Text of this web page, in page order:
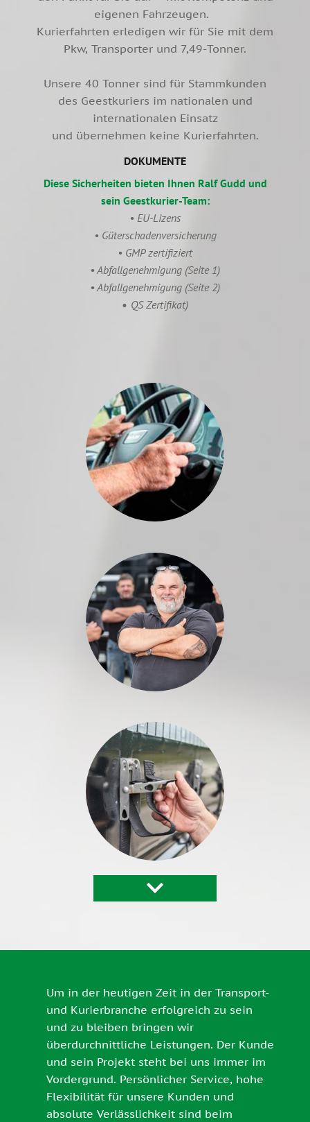
eigenen Fahrzeugen.
Kurierfahrten erledigen wir für Sie mit dem
Pkw, Transporter und 7,49-Tonner.
Unsere 40 Tonner sind für Stammkunden
des Geestkuriers im nationalen und
internationalen Einsatz
und übernehmen keine Kurierfahrten.
DOKUMENTE
Diese Sicherheiten bieten Ihnen Ralf Gudd und
sein Geestkurier-Team:
• EU-Lizens
• Güterschadenversicherung
• GMP zertifiziert
•Abfallgenehmigung (Seite 1)
•Abfallgenehmigung (Seite 2)
• QS Zertifikat)
Um in der heutigen Zeit in der Transport-
und Kurierbranche erfolgreich zu sein
und zu bleiben bringen wir
überdurchnittliche Leistungen. Der Kunde
und sein Projekt steht bei uns immer im
Vordergrund. Persönlicher Service, hohe
Flexibilität für unsere Kunden und
absolute Verlässlichkeit sind beim